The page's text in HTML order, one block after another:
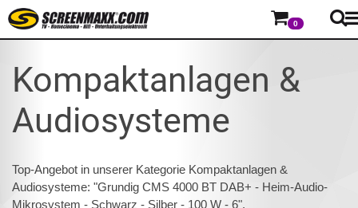
0
Kompaktanlagen &
Audiosysteme
Top-Angebot in unserer Kategorie Kompaktanlagen &
Audiosysteme: "Grundig CMS 4000 BT DAB+ - Heim-Audio-
Mikrosystem - Schwarz - Silber - 100 W - 6".